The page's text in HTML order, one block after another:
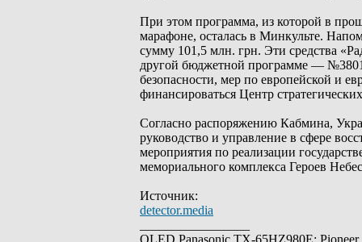
При этом программа, из которой в
марафоне, осталась в Минкульте.
сумму 101,5 млн. грн. Эти средства
другой бюджетной программе —
безопасности, мер по европейской и
финансироваться Центр
Согласно распоряжению Кабмина,
руководство и управление в сфере
мероприятия по реализации
мемориального комплекса Героев
Источник:
detector.media
OLED Panasonic TX-65HZ980E;